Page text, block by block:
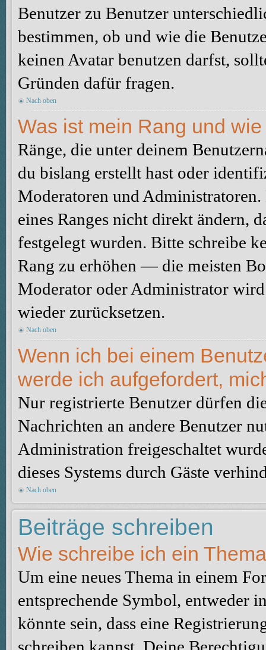
Benutzer zu Benutzer
bestimmen, ob und wie die
keinen Avatar benutzen darfst,
Gründen dafür fragen.
Nach oben
Was ist mein Rang und
Ränge, die unter deinem
du bislang erstellt hast oder
Moderatoren und
eines Ranges nicht direkt ändern,
festgelegt wurden. Bitte schreibe
Rang zu erhöhen — die meisten
Moderator oder Administrator
wieder zurücksetzen.
Nach oben
Wenn ich bei einem
werde ich aufgefordert,
Nur registrierte Benutzer dürfen
Nachrichten an andere Benutzer
Administration freigeschaltet
dieses Systems durch Gäste
Nach oben
Beiträge schreiben
Wie schreibe ich ein
Um eine neues Thema in einem
entsprechende Symbol, entweder
könnte sein, dass eine